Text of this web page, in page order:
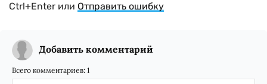
Ctrl+Enter или Отправить ошибку
Добавить комментарий
Всего комментариев: 1